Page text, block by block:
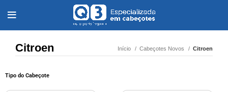
Citroen Início Cabeçotes Novos Citroen
Tipo do Cabeçote